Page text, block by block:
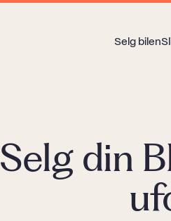
Selg bilen
Selg din